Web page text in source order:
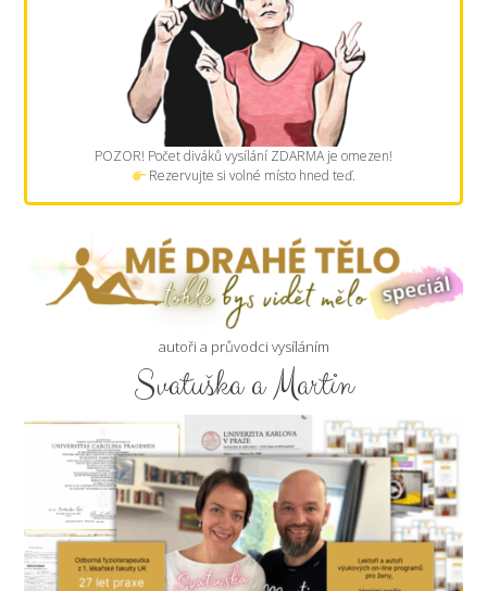
POZOR! Počet diváků vysílání ZDARMA je omezen!
Rezervujte si volné místo hned teď.
autoři a průvodci vysíláním
Svatuška a Martin